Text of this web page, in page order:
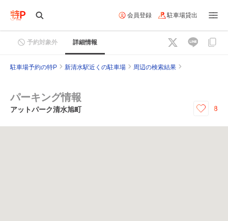
会員登録 駐車場貸出
予約対象外 詳細情報
駐車場予約の特P 新清水駅近くの駐車場 周辺の検索結果
パーキング情報
アットパーク清水旭町 8